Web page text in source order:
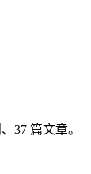
37 篇文章。